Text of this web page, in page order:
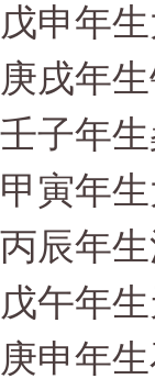
戊申年
庚戌年
壬子年
甲寅年
丙辰年
戊午年
庚申年